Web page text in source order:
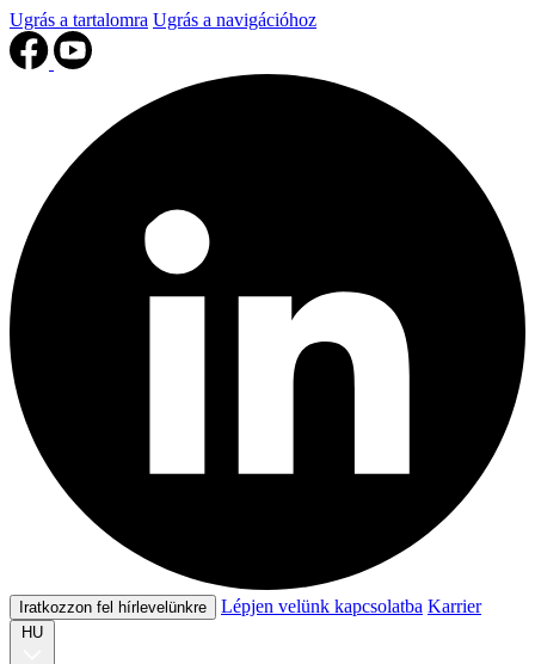
Ugrás a tartalomra Ugrás a navigációhoz
Iratkozzon fel hírlevelünkre Lépjen velünk kapcsolatba Karrier
HU